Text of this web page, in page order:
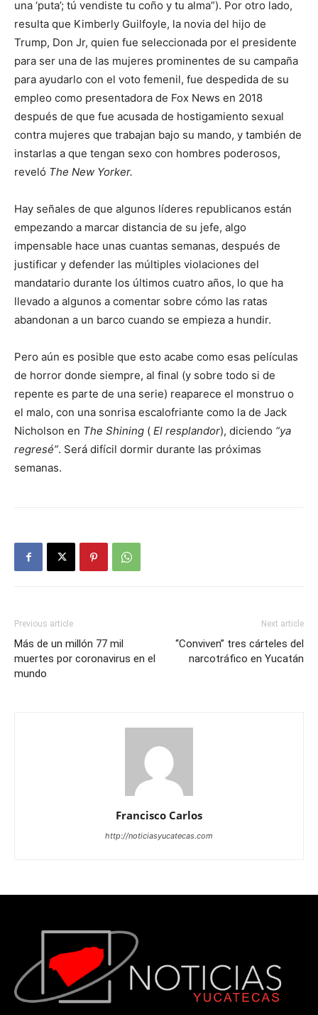
una ‘puta’; tú vendiste tu coño y tu alma”). Por otro lado,
resulta que Kimberly Guilfoyle, la novia del hijo de
Trump, Don Jr, quien fue seleccionada por el presidente
para ser una de las mujeres prominentes de su campaña
para ayudarlo con el voto femenil, fue despedida de su
empleo como presentadora de Fox News en 2018
después de que fue acusada de hostigamiento sexual
contra mujeres que trabajan bajo su mando, y también de
instarlas a que tengan sexo con hombres poderosos,
reveló The New Yorker.
Hay señales de que algunos líderes republicanos están
empezando a marcar distancia de su jefe, algo
impensable hace unas cuantas semanas, después de
justificar y defender las múltiples violaciones del
mandatario durante los últimos cuatro años, lo que ha
llevado a algunos a comentar sobre cómo las ratas
abandonan a un barco cuando se empieza a hundir.
Pero aún es posible que esto acabe como esas películas
de horror donde siempre, al final (y sobre todo si de
repente es parte de una serie) reaparece el monstruo o
el malo, con una sonrisa escalofriante como la de Jack
Nicholson en The Shining ( El resplandor), diciendo ya
regresé . Será difícil dormir durante las próximas
semanas.
Previous article
Más de un millón 77 mil
muertes por coronavirus en el
mundo
Next article
“Conviven” tres cárteles del
narcotráfico en Yucatán
Francisco Carlos
http://noticiasyucatecas.com